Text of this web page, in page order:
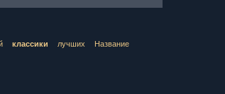
классики лучших
Название